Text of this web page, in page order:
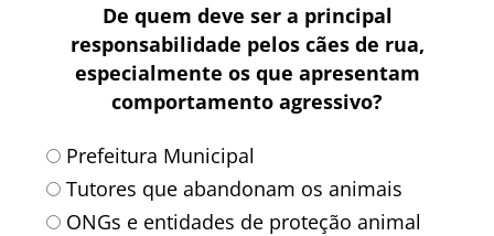
De quem deve ser a principal
responsabilidade pelos cães de rua,
especialmente os que apresentam
comportamento agressivo?
Prefeitura Municipal
Tutores que abandonam os animais
ONGs e entidades de proteção animal